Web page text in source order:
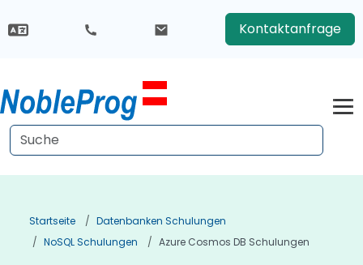
Kontaktanfrage
Startseite
Datenbanken Schulungen
NoSQL Schulungen
Azure Cosmos DB Schulungen